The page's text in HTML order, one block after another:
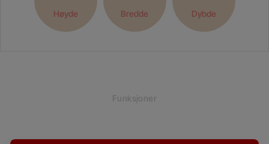
Høyde Bredde Dybde
Funksjoner